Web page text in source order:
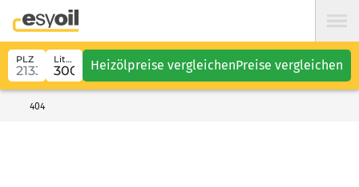
PLZ Liter Heizölpreise vergleichenPreise vergleichen
404